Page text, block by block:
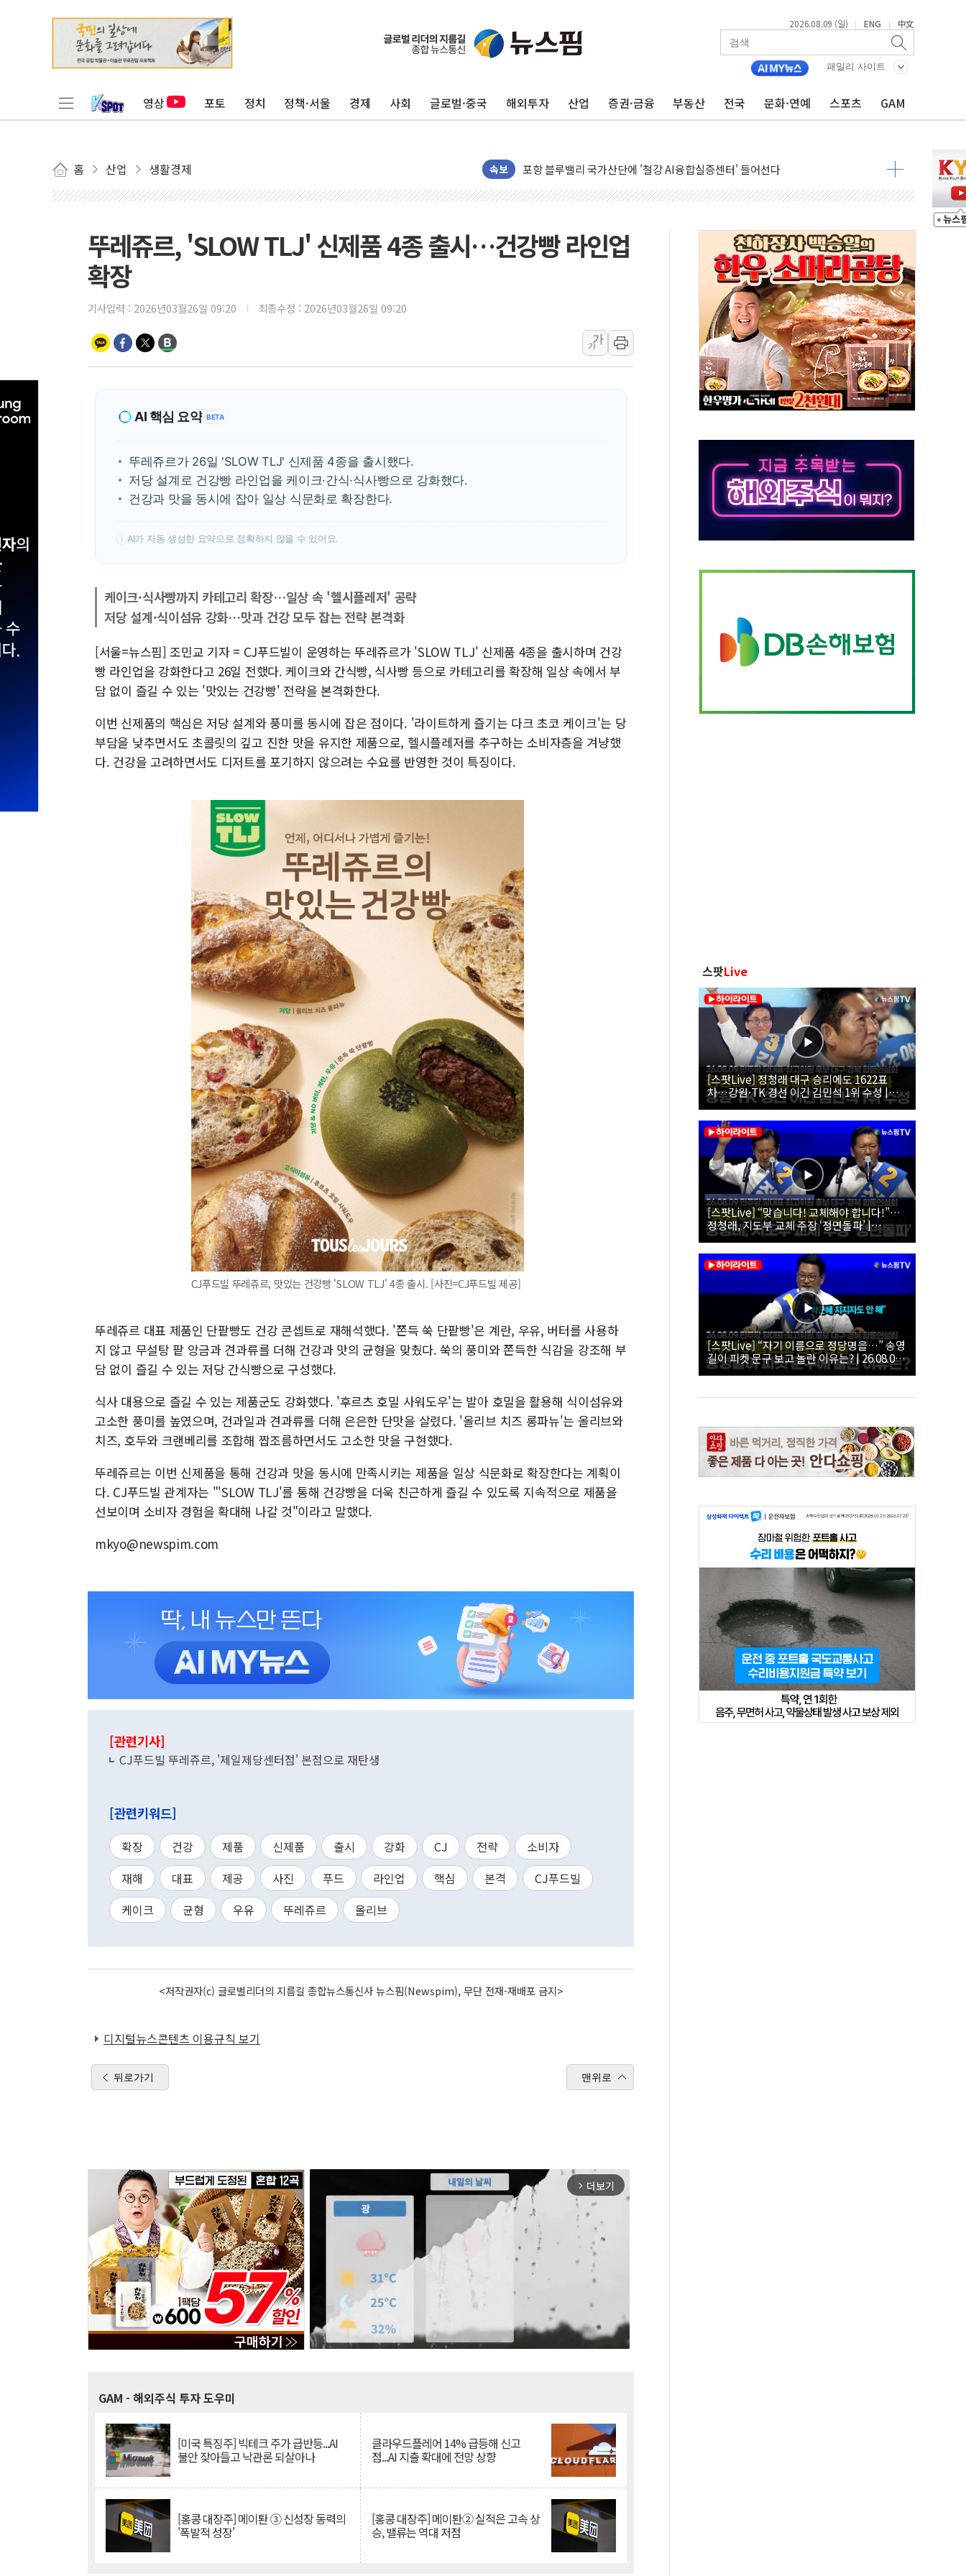
2026.08.09 (일) | ENG | 中文
패밀리 사이트
영상 포토 정치 정책·서울 경제 사회 글로벌·중국 해외투자 산업 증권·금융 부동산 전국 문화·연예 스포츠 GAM
홈 산업 생활경제 속보
125mm 폭우 쏟아진 울진...'두천~하당'·'올미골교' 차량 통행 선제 제한
평택 진위면 공장서 탱크 내부 작업 중 근로자 1명 숨져
상주 낙동강 선착장 하류서 50대 숨진 채 발견...경찰, 조사 중
[종합] 김민석, 정청래에 누적 1.48%p 차 선두 유지...金 46.01% vs 鄭 44.53%
인천서 말다툼 중 어머니 살해 10대 구속…범행 후 반려견도 죽여
김민석, 강원·대구·경북 경선서 정청래에 승리…金 48.54% vs 鄭 44.40%
[속보] 민주, 강원·대구·경북 경선 결과...김민석 48.54% 정청래 44.40%
[속보] 민주, 경북 경선 결과 발표...김민석 47.37% 정청래 45.71% 송영길 6.92%
[속보] 민주, 대구 경선 결과 발표...정청래 47.82% 김민석 46.35% 송영길 5.83%
[속보] 민주, 강원 경선 결과 발표...김민석 50.30% 정청래 41.94% 송영길 7.76%
정재헌 CEO, SKT 장기고객 400명 맞이…"마음 잇는 시간 되길"
최태원, 노소영에 9440억 지급 확정되나…재상고 앞두고 막판 셈법
하나금융, 명동 소상공인에 '행복상자' 전달
홈플러스發 대형마트 판매, 역대 최대폭 감소한 9.4%↓…유통업계 양극화 심화
윤준병·이해민 의원, '정부 특사'로 콜롬비아 대통령 취임식 참석
'호우·산사태 주의보' 울진 시간당 30mm 강한 비...호우 피해 없어
뚜레쥬르, 'SLOW TLJ' 신제품 4종 출시…건강빵 라인업
확장
기사입력 : 2026년03월26일 09:20 최종수정 : 2026년03월26일 09:20
가
가
AI 핵심 요약 BETA
뚜레쥬르가 26일 'SLOW TLJ' 신제품 4종을 출시했다.
저당 설계로 건강빵 라인업을 케이크·간식·식사빵으로 강화했다.
건강과 맛을 동시에 잡아 일상 식문화로 확장한다.
! AI가 자동 생성한 요약으로 정확하지 않을 수 있어요.
케이크·식사빵까지 카테고리 확장…일상 속 '헬시플레저' 공략
저당 설계·식이섬유 강화…맛과 건강 모두 잡는 전략 본격화
[서울=뉴스핌] 조민교 기자 = CJ푸드빌이 운영하는 뚜레쥬르가 'SLOW TLJ' 신제품 4종을 출시하며 건강
빵 라인업을 강화한다고 26일 전했다. 케이크와 간식빵, 식사빵 등으로 카테고리를 확장해 일상 속에서 부
담 없이 즐길 수 있는 '맛있는 건강빵' 전략을 본격화한다.
이번 신제품의 핵심은 저당 설계와 풍미를 동시에 잡은 점이다. '라이트하게 즐기는 다크 초코 케이크'는 당
부담을 낮추면서도 초콜릿의 깊고 진한 맛을 유지한 제품으로, 헬시플레저를 추구하는 소비자층을 겨냥했
다. 건강을 고려하면서도 디저트를 포기하지 않으려는 수요를 반영한 것이 특징이다.
CJ푸드빌 뚜레쥬르, 맛있는 건강빵 'SLOW TLJ' 4종 출시. [사진=CJ푸드빌 제공]
뚜레쥬르 대표 제품인 단팥빵도 건강 콘셉트로 재해석했다. '쫀득 쑥 단팥빵'은 계란, 우유, 버터를 사용하
지 않고 무설탕 팥 앙금과 견과류를 더해 건강과 맛의 균형을 맞췄다. 쑥의 풍미와 쫀득한 식감을 강조해 부
담 없이 즐길 수 있는 저당 간식빵으로 구성했다.
식사 대용으로 즐길 수 있는 제품군도 강화했다. '후르츠 호밀 사워도우'는 발아 호밀을 활용해 식이섬유와
고소한 풍미를 높였으며, 건과일과 견과류를 더해 은은한 단맛을 살렸다. '올리브 치즈 롱파뉴'는 올리브와
치즈, 호두와 크랜베리를 조합해 짭조름하면서도 고소한 맛을 구현했다.
뚜레쥬르는 이번 신제품을 통해 건강과 맛을 동시에 만족시키는 제품을 일상 식문화로 확장한다는 계획이
다. CJ푸드빌 관계자는 "'SLOW TLJ'를 통해 건강빵을 더욱 친근하게 즐길 수 있도록 지속적으로 제품을
선보이며 소비자 경험을 확대해 나갈 것"이라고 말했다.
mkyo@newspim.com
[관련기사]
CJ푸드빌 뚜레쥬르, '제일제당센터점' 본점으로 재탄생
[관련키워드]
확장 건강 제품 신제품 출시 강화 CJ 전략
소비자
재해
대표 제공 사진 푸드 라인업 핵심 본격
CJ푸드빌
케이크
균형 우유 뚜레쥬르 올리브
<저작권자(c) 글로벌리더의 지름길 종합뉴스통신사 뉴스핌(Newspim), 무단 전재-재배포 금지>
디지털뉴스콘텐츠 이용규칙 보기
뒤로가기 맨위로
arrow_forward_ios 더보기
GAM - 해외주식 투자 도우미
[미국 특징주] 빅테크 주가 급반등...AI
불안 잦아들고 낙관론 되살아나
클라우드플레어 14% 급등해 신고
점...AI 지출 확대에 전망 상향
[홍콩 대장주] 메이퇀 ③ 신성장 동력의
'폭발적 성장'
[홍콩 대장주] 메이퇀② 실적은 고속 상
승, 밸류는 역대 저점
스팟Live
[스팟Live] 정청래 대구 승리에도 1622표
차…강원·TK 경선 이긴 김민석 1위 수성 |
26.08.09 더불어민주당 당대표·최고위원 후
보 대구·경북 합동연설회
[스팟Live] “맞습니다! 교체해야 합니다!”…
정청래, 지도부 교체 주장 ‘정면돌파’ |
26.08.09 더불어민주당 당대표·최고위원 후
보 대구·경북 합동연설회
[스팟Live] “자기 이름으로 정당명을…” 송영
길이 피켓 문구 보고 놀란 이유는? | 26.08.09
더불어민주당 당대표·최고위원 후보 대구·경